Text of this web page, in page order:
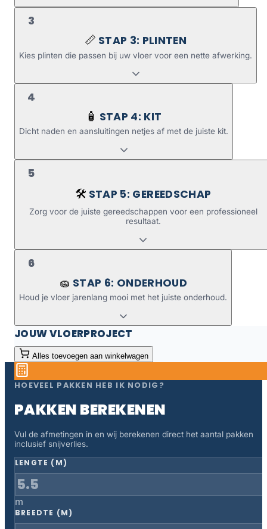
3
📏 STAP 3: PLINTEN
Kies plinten die passen bij uw vloer voor een nette afwerking.
4
🧴 STAP 4: KIT
Dicht naden en aansluitingen netjes af met de juiste kit.
5
🛠️ STAP 5: GEREEDSCHAP
Zorg voor de juiste gereedschappen voor een professioneel
resultaat.
6
🧽 STAP 6: ONDERHOUD
Houd je vloer jarenlang mooi met het juiste onderhoud.
JOUW VLOERPROJECT
Alles toevoegen aan winkelwagen
HOEVEEL PAKKEN HEB IK NODIG?
PAKKEN BEREKENEN
Vul de afmetingen in en wij berekenen direct het aantal pakken
inclusief snijverlies.
LENGTE (M)
m
BREEDTE (M)